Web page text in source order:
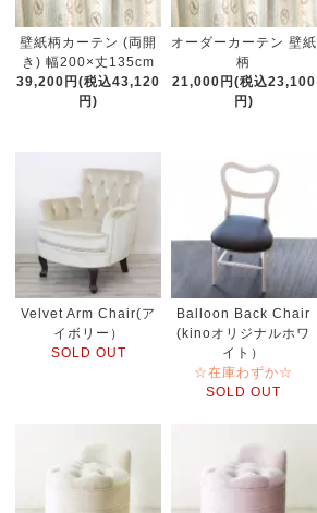
壁紙柄カーテン (両開
き) 幅200×丈135cm
39,200円(税込43,120
円)
オーダーカーテン 壁紙
柄
21,000円(税込23,100
円)
Velvet Arm Chair(ア
イボリー）
SOLD OUT
Balloon Back Chair
(kinoオリジナルホワ
イト）
☆在庫わずか☆
SOLD OUT